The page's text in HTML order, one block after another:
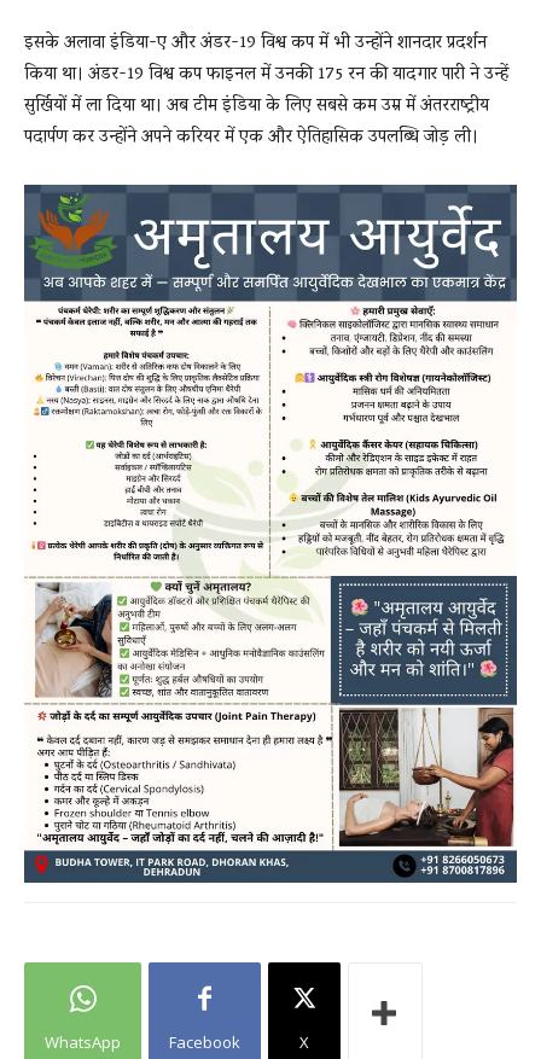
इसके अलावा इंडिया-ए और अंडर-19 विश्व कप में भी उन्होंने शानदार प्रदर्शन
किया था। अंडर-19 विश्व कप फाइनल में उनकी 175 रन की यादगार पारी ने उन्हें
सुर्खियों में ला दिया था। अब टीम इंडिया के लिए सबसे कम उम्र में अंतरराष्ट्रीय
पदार्पण कर उन्होंने अपने करियर में एक और ऐतिहासिक उपलब्धि जोड़ ली।
WhatsApp Facebook X